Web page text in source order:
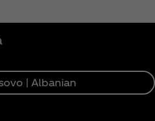
| Albanian